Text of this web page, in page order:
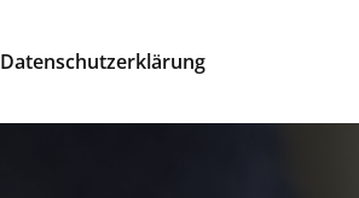
Datenschutzerklärung